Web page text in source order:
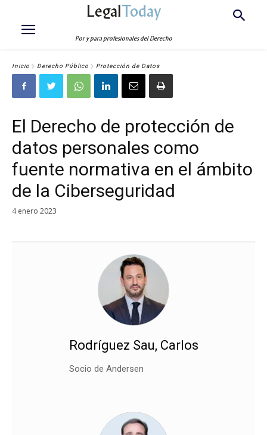
LegalToday
Por y para profesionales del Derecho
Inicio Derecho Público Protección de Datos
El Derecho de protección de
datos personales como
fuente normativa en el ámbito
de la Ciberseguridad
4 enero 2023
Rodríguez Sau, Carlos
Socio de Andersen